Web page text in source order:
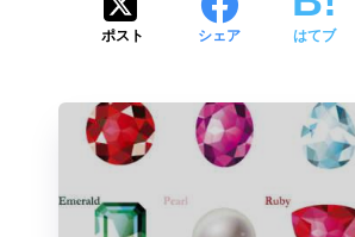
ポスト シェア はてブ